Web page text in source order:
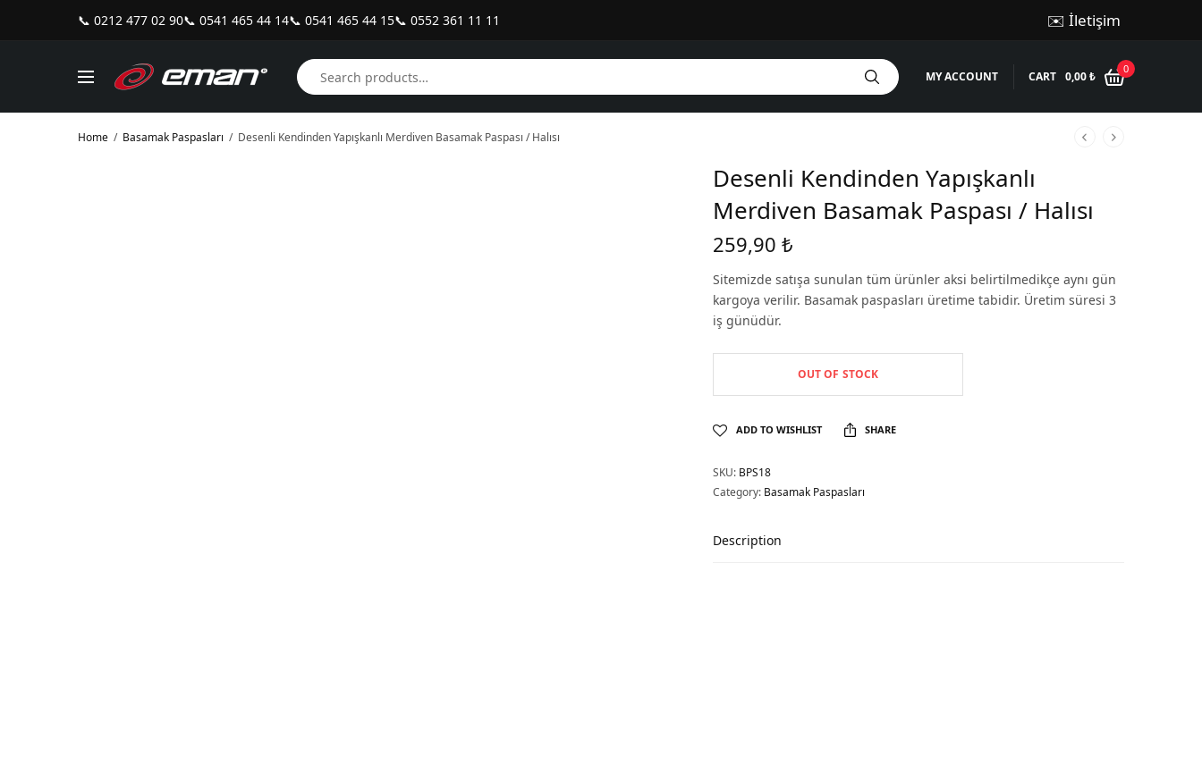
📞 0212 477 02 90📞 0541 465 44 14📞 0541 465 44 15📞 0552 361 11 11 ✉️ İletişim
MY ACCOUNT CART 0,00₺
0
Home / Basamak Paspasları / Desenli Kendinden Yapışkanlı Merdiven Basamak Paspası / Halısı
Desenli Kendinden Yapışkanlı
Merdiven Basamak Paspası / Halısı
259,90₺
Sitemizde satışa sunulan tüm ürünler aksi belirtilmedikçe aynı gün
kargoya verilir. Basamak paspasları üretime tabidir. Üretim süresi 3
iş günüdür.
OUT OF STOCK
ADD TO WISHLIST SHARE
SKU: BPS18
Category: Basamak Paspasları
Description